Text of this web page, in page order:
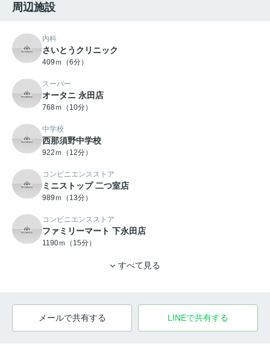
周辺施設
内科
さいとうクリニック
409ｍ（6分）
スーパー
オータニ 永田店
768ｍ（10分）
中学校
西那須野中学校
922ｍ（12分）
コンビニエンスストア
ミニストップ 二つ室店
989ｍ（13分）
コンビニエンスストア
ファミリーマート 下永田店
1190ｍ（15分）
すべて見る
メールで共有する LINEで共有する